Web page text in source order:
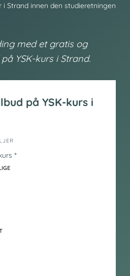
Strand innen den studieretningen
med et gratis og
YSK-kurs i Strand.
på YSK-kurs i
*